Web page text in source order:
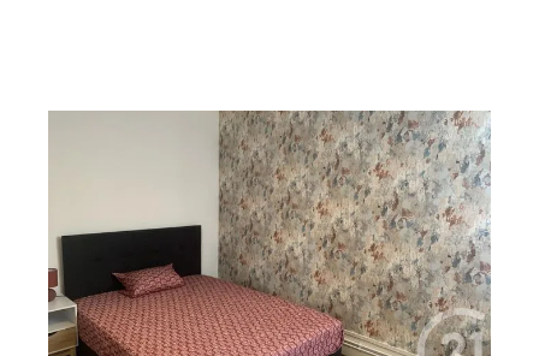
CHATEAUROUX 36
Appartement T1 à louer
420 €
par mois charges comprises
Visiter le site dédié